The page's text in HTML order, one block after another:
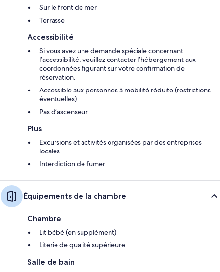
Sur le front de mer
Terrasse
Accessibilité
Si vous avez une demande spéciale concernant
l’accessibilité, veuillez contacter l’hébergement aux
coordonnées figurant sur votre confirmation de
réservation.
Accessible aux personnes à mobilité réduite (restrictions
éventuelles)
Pas d’ascenseur
Plus
Excursions et activités organisées par des entreprises
locales
Interdiction de fumer
Équipements de la chambre
Chambre
Lit bébé (en supplément)
Literie de qualité supérieure
Salle de bain